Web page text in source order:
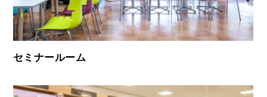
セミナールーム